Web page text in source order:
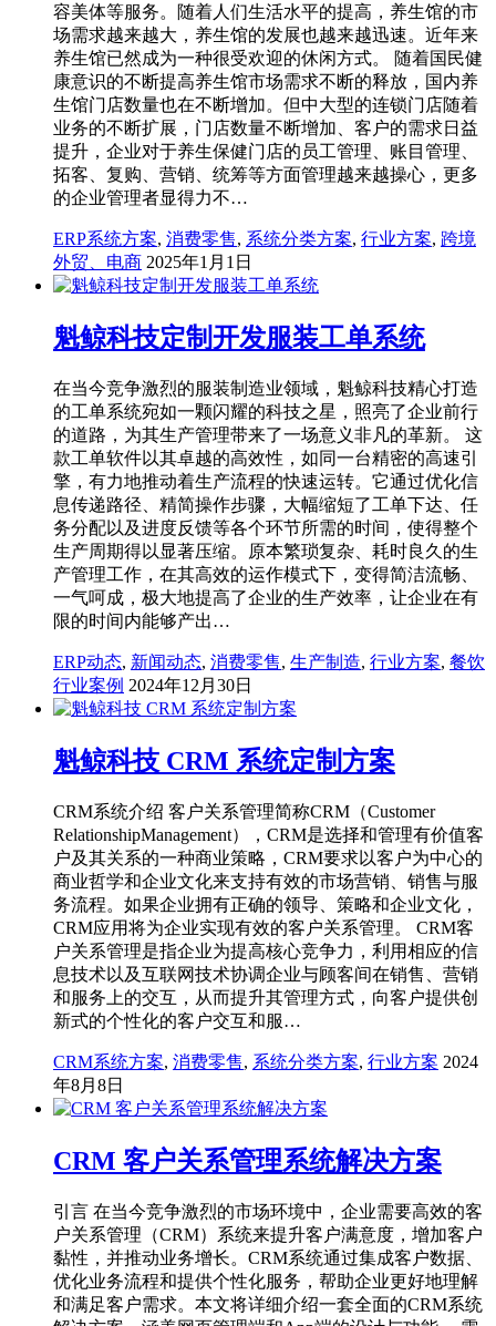
容美体等服务。随着人们生活水平的提高，养生馆的市
场需求越来越大，养生馆的发展也越来越迅速。近年来
养生馆已然成为一种很受欢迎的休闲方式。 随着国民健
康意识的不断提高养生馆市场需求不断的释放，国内养
生馆门店数量也在不断增加。但中大型的连锁门店随着
业务的不断扩展，门店数量不断增加、客户的需求日益
提升，企业对于养生保健门店的员工管理、账目管理、
拓客、复购、营销、统筹等方面管理越来越操心，更多
的企业管理者显得力不…
ERP系统方案, 消费零售, 系统分类方案, 行业方案, 跨境
外贸、电商 2025年1月1日
魁鲸科技定制开发服装工单系统
在当今竞争激烈的服装制造业领域，魁鲸科技精心打造
的工单系统宛如一颗闪耀的科技之星，照亮了企业前行
的道路，为其生产管理带来了一场意义非凡的革新。 这
款工单软件以其卓越的高效性，如同一台精密的高速引
擎，有力地推动着生产流程的快速运转。它通过优化信
息传递路径、精简操作步骤，大幅缩短了工单下达、任
务分配以及进度反馈等各个环节所需的时间，使得整个
生产周期得以显著压缩。原本繁琐复杂、耗时良久的生
产管理工作，在其高效的运作模式下，变得简洁流畅、
一气呵成，极大地提高了企业的生产效率，让企业在有
限的时间内能够产出…
ERP动态, 新闻动态, 消费零售, 生产制造, 行业方案, 餐饮
行业案例 2024年12月30日
魁鲸科技 CRM 系统定制方案
CRM系统介绍 客户关系管理简称CRM（Customer
RelationshipManagement），CRM是选择和管理有价值客
户及其关系的一种商业策略，CRM要求以客户为中心的
商业哲学和企业文化来支持有效的市场营销、销售与服
务流程。如果企业拥有正确的领导、策略和企业文化，
CRM应用将为企业实现有效的客户关系管理。 CRM客
户关系管理是指企业为提高核心竞争力，利用相应的信
息技术以及互联网技术协调企业与顾客间在销售、营销
和服务上的交互，从而提升其管理方式，向客户提供创
新式的个性化的客户交互和服…
CRM系统方案, 消费零售, 系统分类方案, 行业方案 2024
年8月8日
CRM 客户关系管理系统解决方案
引言 在当今竞争激烈的市场环境中，企业需要高效的客
户关系管理（CRM）系统来提升客户满意度，增加客户
黏性，并推动业务增长。CRM系统通过集成客户数据、
优化业务流程和提供个性化服务，帮助企业更好地理解
和满足客户需求。本文将详细介绍一套全面的CRM系统